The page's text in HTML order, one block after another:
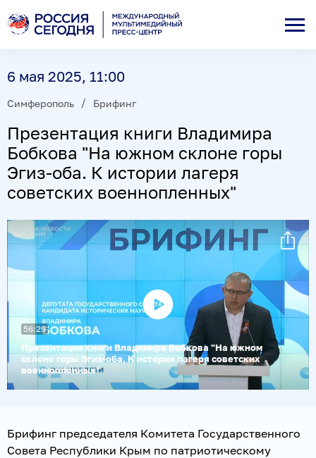
6 мая 2025, 11:00
Симферополь Брифинг
Презентация книги Владимира
Бобкова "На южном склоне горы
Эгиз-оба. К истории лагеря
советских военнопленных"
Воспроизвести
Презентация книги Владимира Бобкова "На южном
склоне горы Эгиз-оба. К истории лагеря советских
военнопленных"
56:29
Брифинг председателя Комитета Государственного
Совета Республики Крым по патриотическому